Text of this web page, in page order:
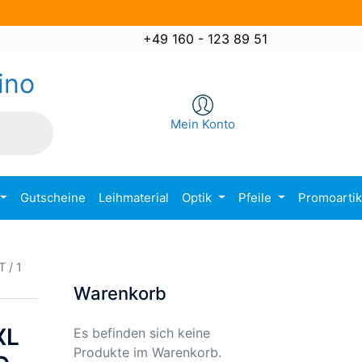
+49 160 - 123 89 51
Mein Konto
Gutscheine Leihmaterial Optik Pfeile
/ 1
Warenkorb
Es befinden sich keine
Produkte im Warenkorb.